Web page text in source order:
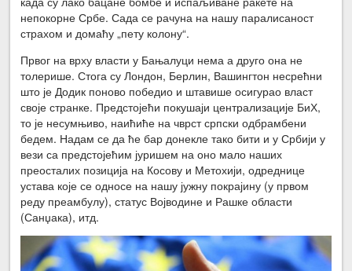
непокорне Србе. Сада се рачуна на нашу паралисаност
страхом и домаћу „пету колону“.
Првог на врху власти у Бањалуци нема а друго она не
толерише. Стога су Лондон, Берлин, Вашингтон несрећни
што је Додик поново победио и штавише осигурао власт
своје странке. Предстојећи покушаји централизације БиХ,
то је несумњиво, наићиће на чврст српски одбрамбени
бедем. Надам се да ће бар донекле тако бити и у Србији у
вези са предстојећим јуришем на оно мало наших
преосталих позиција на Косову и Метохији, одреднице
устава које се односе на нашу јужну покрајину (у првом
реду преамбулу), статус Војводине и Рашке области
(Санџака), итд.